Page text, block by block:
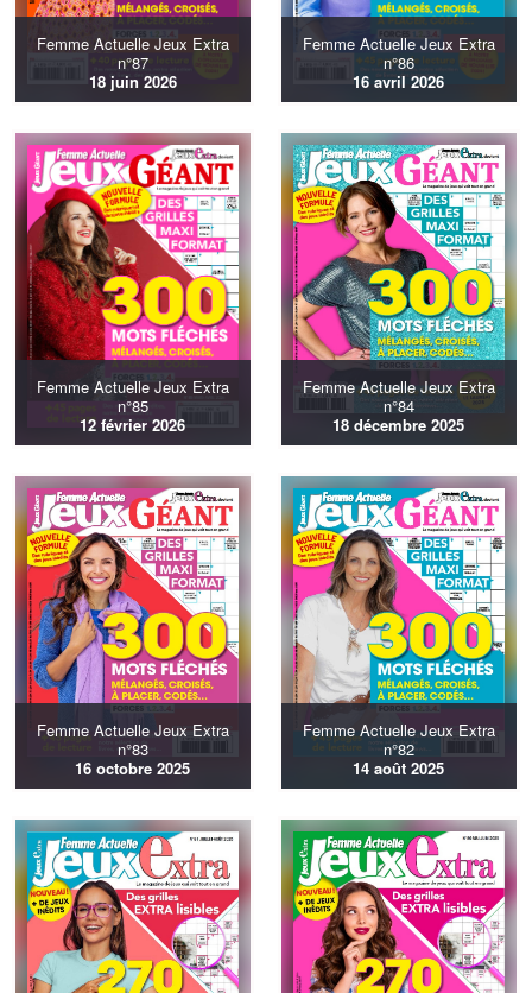
Femme Actuelle Jeux Extra
n°87
18 juin 2026
Femme Actuelle Jeux Extra
n°86
16 avril 2026
Femme Actuelle Jeux Extra
n°85
12 février 2026
Femme Actuelle Jeux Extra
n°84
18 décembre 2025
Femme Actuelle Jeux Extra
n°83
16 octobre 2025
Femme Actuelle Jeux Extra
n°82
14 août 2025